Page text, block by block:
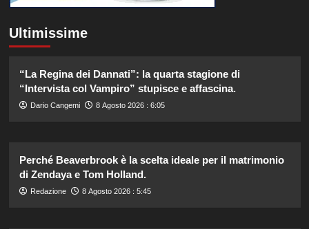
Ultimissime
“La Regina dei Dannati”: la quarta stagione di
“Intervista col Vampiro” stupisce e affascina.
Dario Cangemi 8 Agosto 2026 : 6:05
Perché Beaverbrook è la scelta ideale per il matrimonio
di Zendaya e Tom Holland.
Redazione 8 Agosto 2026 : 5:45